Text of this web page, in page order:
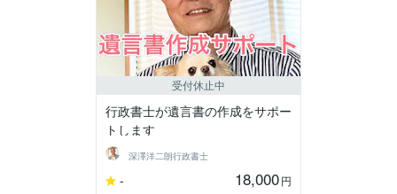
受付休止中
行政書士が遺言書の作成をサポー
トします
深澤洋二朗行政書士
- 18,000円